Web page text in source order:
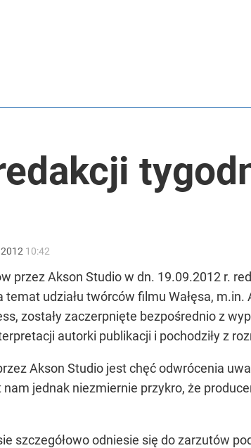
2012 10:42
przez Akson Studio w dn. 19.09.2012 r.
udziału twórców filmu Wałęsa,
zostały zaczerpnięte bezpośrednio z
autorki publikacji i pochodziły z
Akson Studio jest chęć odwrócenia
jednak niezmiernie przykro, że
szczegółowo odniesie się do zarzutów